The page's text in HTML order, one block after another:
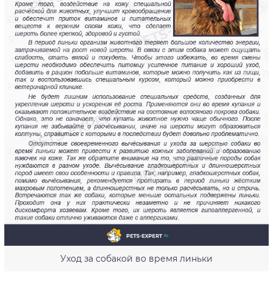
Уход за собакой во время линьки